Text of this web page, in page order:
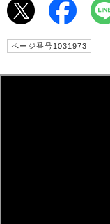
ページ番号1031973